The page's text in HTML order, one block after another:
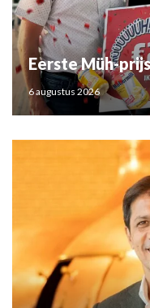
Eerste Müh-
6 augustus 2026